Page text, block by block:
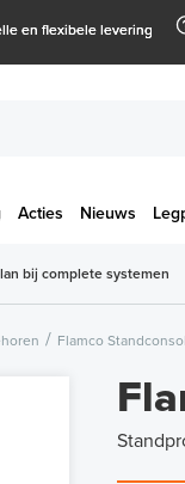
en flexibele levering
Acties Nieuws
(incl. BTW)
bij complete systemen
Flamco